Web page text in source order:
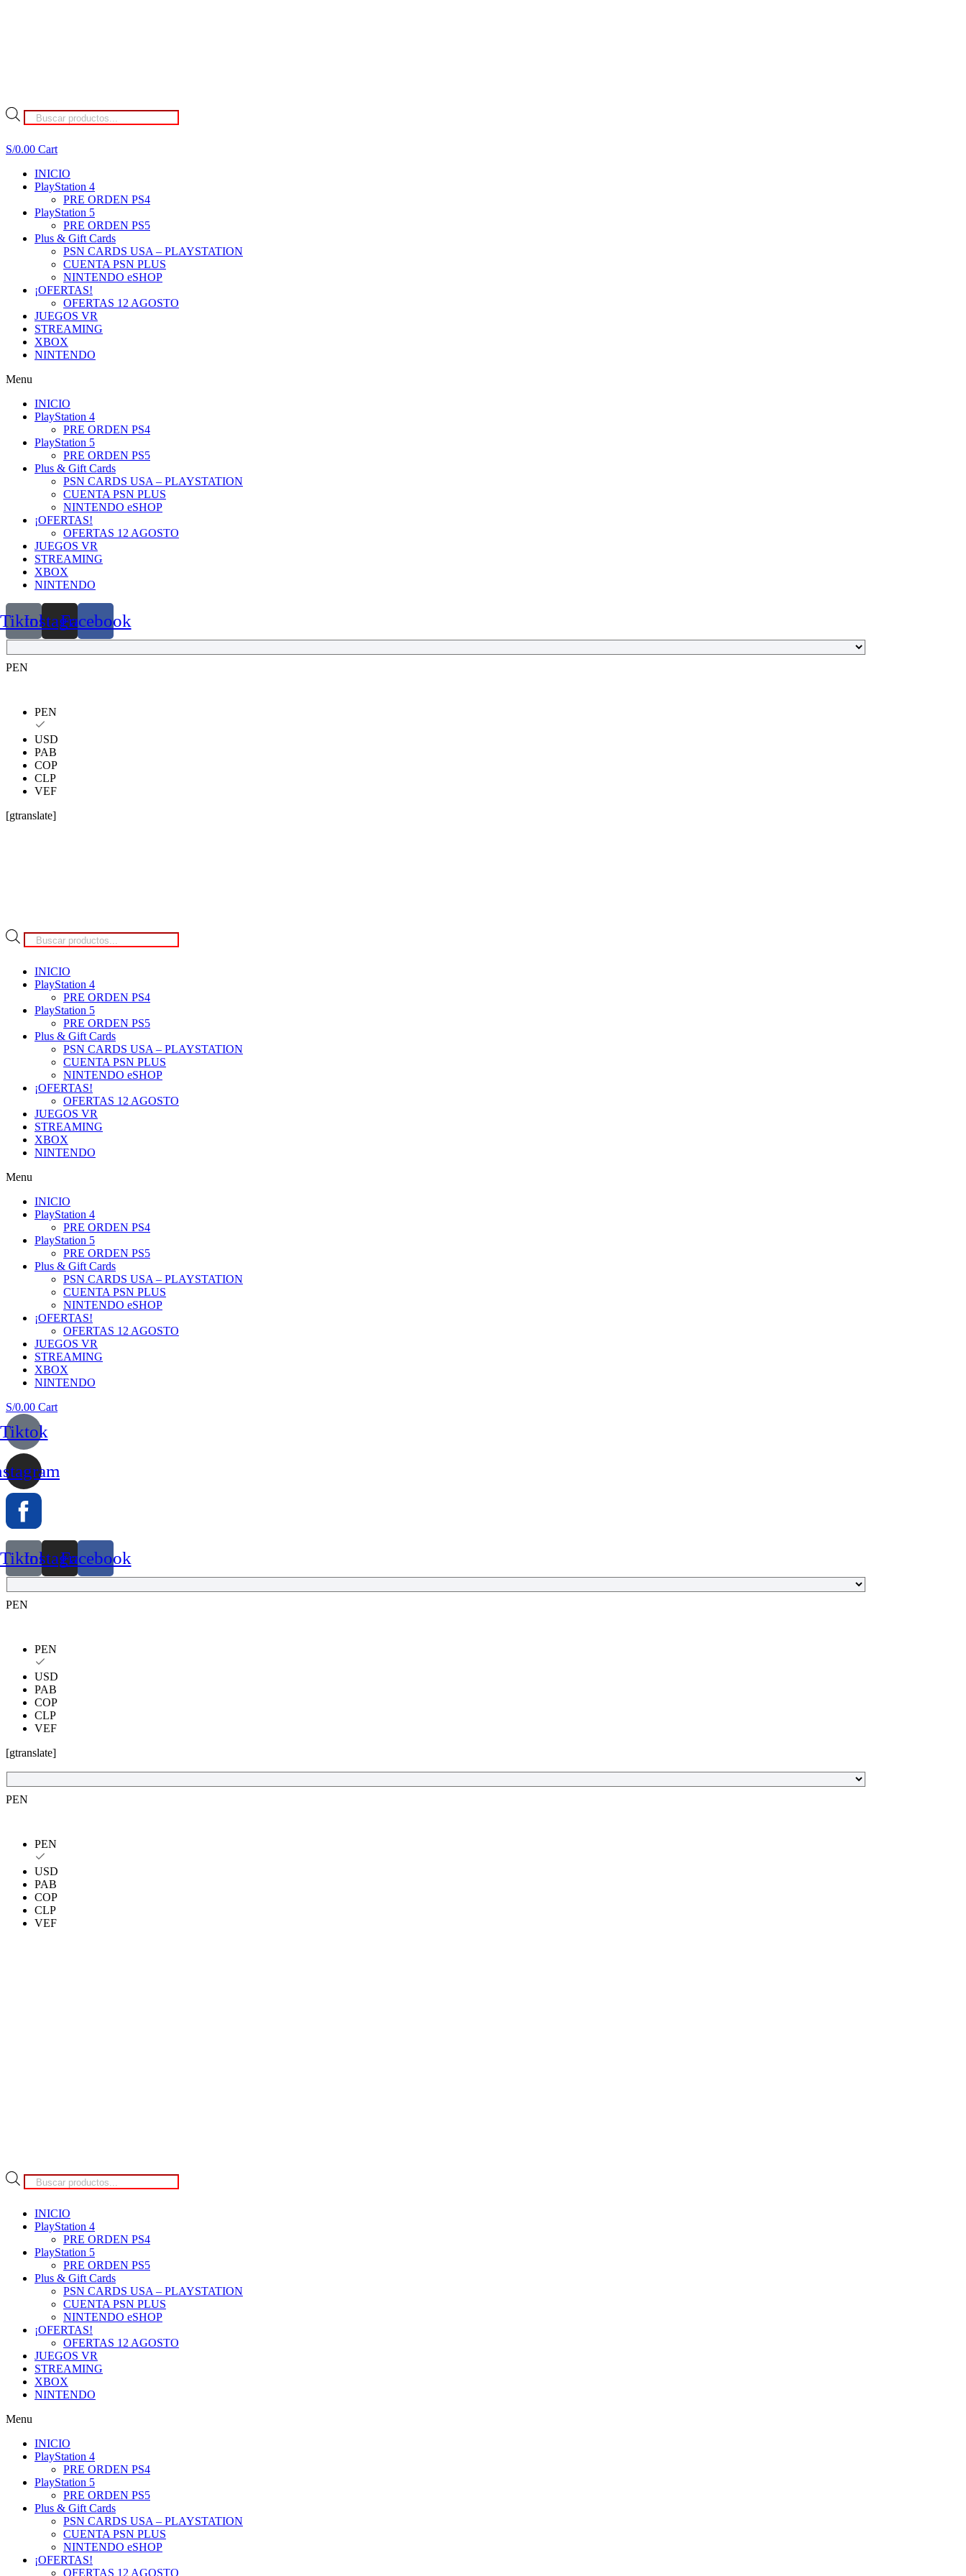
Búsqueda
de
S/0.00 Cart
INICIO
PlayStation 4
PRE ORDEN PS4
PlayStation 5
PRE ORDEN PS5
Plus & Gift Cards
PSN CARDS USA – PLAYSTATION
CUENTA PSN PLUS
NINTENDO eSHOP
¡OFERTAS!
OFERTAS 12 AGOSTO
JUEGOS VR
STREAMING
XBOX
NINTENDO
Menu
INICIO
PlayStation 4
PRE ORDEN PS4
PlayStation 5
PRE ORDEN PS5
Plus & Gift Cards
PSN CARDS USA – PLAYSTATION
CUENTA PSN PLUS
NINTENDO eSHOP
¡OFERTAS!
OFERTAS 12 AGOSTO
JUEGOS VR
STREAMING
XBOX
NINTENDO
TiktokInstagramFacebook
PEN
PEN
USD
PAB
COP
CLP
VEF
[gtranslate]
Búsqueda
de
INICIO
PlayStation 4
PRE ORDEN PS4
PlayStation 5
PRE ORDEN PS5
Plus & Gift Cards
PSN CARDS USA – PLAYSTATION
CUENTA PSN PLUS
NINTENDO eSHOP
¡OFERTAS!
OFERTAS 12 AGOSTO
JUEGOS VR
STREAMING
XBOX
NINTENDO
Menu
INICIO
PlayStation 4
PRE ORDEN PS4
PlayStation 5
PRE ORDEN PS5
Plus & Gift Cards
PSN CARDS USA – PLAYSTATION
CUENTA PSN PLUS
NINTENDO eSHOP
¡OFERTAS!
OFERTAS 12 AGOSTO
JUEGOS VR
STREAMING
XBOX
NINTENDO
S/0.00 Cart
Tiktok
TiktokInstagramFacebook
PEN
PEN
USD
PAB
COP
CLP
VEF
[gtranslate]
PEN
PEN
USD
PAB
COP
CLP
VEF
Búsqueda
de
INICIO
PlayStation 4
PRE ORDEN PS4
PlayStation 5
PRE ORDEN PS5
Plus & Gift Cards
PSN CARDS USA – PLAYSTATION
CUENTA PSN PLUS
NINTENDO eSHOP
¡OFERTAS!
OFERTAS 12 AGOSTO
JUEGOS VR
STREAMING
XBOX
NINTENDO
Menu
INICIO
PlayStation 4
PRE ORDEN PS4
PlayStation 5
PRE ORDEN PS5
Plus & Gift Cards
PSN CARDS USA – PLAYSTATION
CUENTA PSN PLUS
NINTENDO eSHOP
¡OFERTAS!
OFERTAS 12 AGOSTO